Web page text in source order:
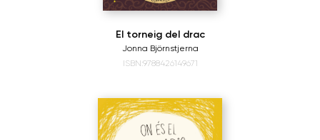
El torneig del drac
Jonna Björnstjerna
ISBN:9788426149671